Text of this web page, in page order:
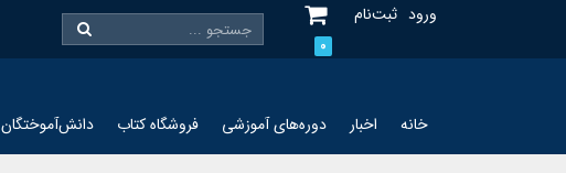
ورود ثبت‌نام
0
خانه اخبار دوره‌های آموزشی فروشگاه کتاب دانش‌آموختگان